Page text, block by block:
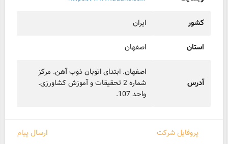
کشور ایران
استان اصفهان
آدرس
اصفهان. ابتدای اتوبان ذوب آهن. مرکز
شماره 2 تحقیقات و آموزش کشاورزی.
واحد 107.
ارسال پیام پروفایل شرکت